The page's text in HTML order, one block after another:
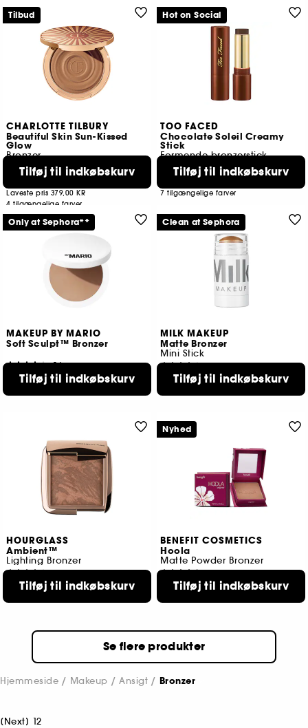
CHARLOTTE TILBURY
Beautiful Skin Sun-Kissed
Glow
Bronzer
85
369,00 KR
Laveste pris 379,00 KR
4 tilgængelige farver
Tilføj til indkøbskurv
Tilbud
TOO FACED
Chocolate Soleil Creamy
Stick
Formende bronzerstick
41
245,00 KR
7 tilgængelige farver
Tilføj til indkøbskurv
Hot on Social
MAKEUP BY MARIO
Soft Sculpt™ Bronzer
54
289,00 KR
Tilføj til indkøbskurv
Only at Sephora**
MILK MAKEUP
Matte Bronzer
Mini Stick
584
179,00 KR
Tilføj til indkøbskurv
Clean at Sephora
HOURGLASS
Ambient™
Lighting Bronzer
1303
529,00 KR
Tilføj til indkøbskurv
BENEFIT COSMETICS
Hoola
Matte Powder Bronzer
3348
259,00 KR
Tilføj til indkøbskurv
Nyhed
Se flere produkter
Hjemmeside Makeup Ansigt Bronzer
[Next] 12